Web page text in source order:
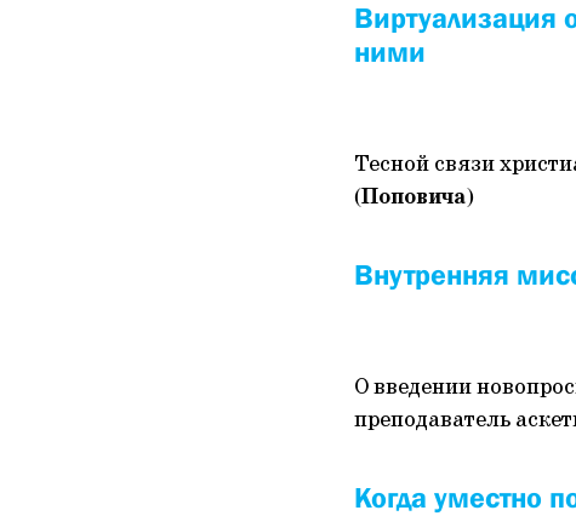
Виртуализация
ними
Тесной связи
(Поповича)
Внутренняя
О введении
преподаватель
Когда уместно